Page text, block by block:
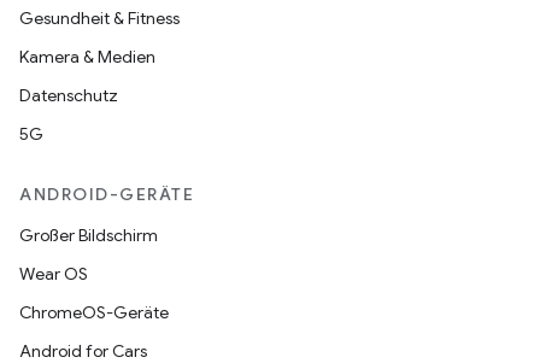
Gesundheit & Fitness
Kamera & Medien
Datenschutz
5G
ANDROID-GERÄTE
Großer Bildschirm
Wear OS
ChromeOS-Geräte
Android for Cars